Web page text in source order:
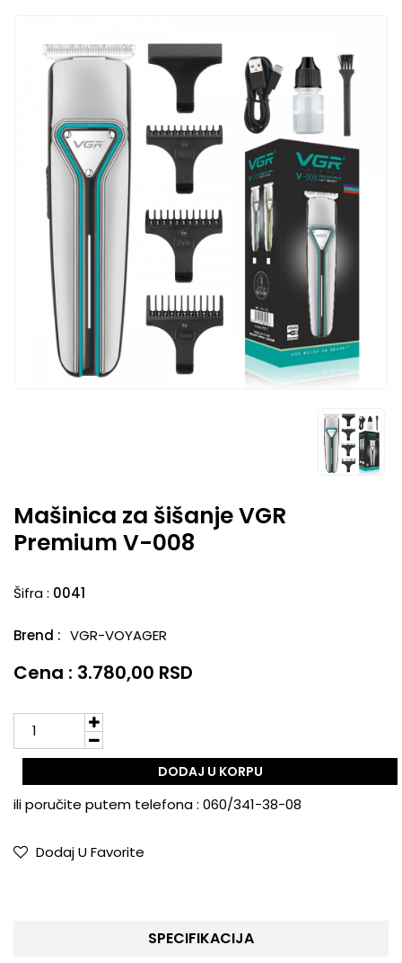
Mašinica za šišanje VGR
Premium V-008
Šifra : 0041
Brend : VGR-VOYAGER
Cena : 3.780,00 RSD
DODAJ U KORPU
ili poručite putem telefona : 060/341-38-08
Dodaj U Favorite
SPECIFIKACIJA